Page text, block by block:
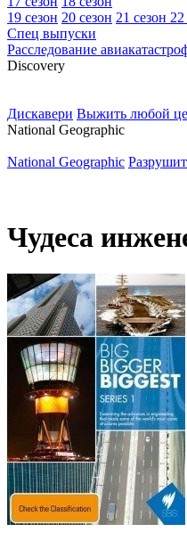
19 сезон 20 сезон 21 сезон 22
Спец выпуски
Расследование
Discovery
Дискавери Выжить любой
National Geographic
National Geographic
Чудеса